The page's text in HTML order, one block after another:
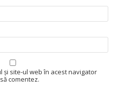
și site-ul web în acest navigator
comentez.